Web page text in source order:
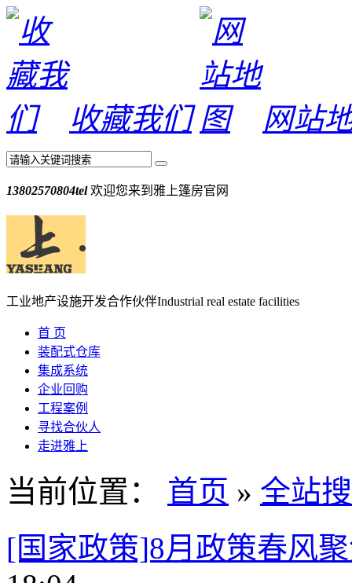
收藏我们 网站
13802570804tel 欢迎您来到雅上篷房官网
工业地产设施开发合作伙伴Industrial real estate facilities
首 页
装配式仓库
集成系统
企业回购
工程案例
寻找合伙人
走进雅上
当前位置： 首页 » 全站
[国家政策]8月政策春风